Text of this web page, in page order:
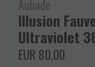
Aubade
Illusion
Ultraviolet
EUR 80,00